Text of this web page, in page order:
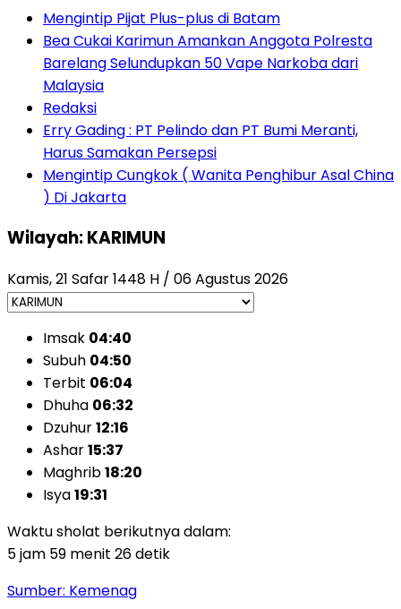
Mengintip Pijat Plus-plus di Batam
Bea Cukai Karimun Amankan Anggota Polresta
Barelang Selundupkan 50 Vape Narkoba dari
Malaysia
Redaksi
Erry Gading : PT Pelindo dan PT Bumi Meranti,
Harus Samakan Persepsi
Mengintip Cungkok ( Wanita Penghibur Asal China
) Di Jakarta
Wilayah: KARIMUN
Kamis, 21 Safar 1448 H / 06 Agustus 2026
Imsak 04:40
Subuh 04:50
Terbit 06:04
Dhuha 06:32
Dzuhur12:16
Ashar15:37
Maghrib18:20
Isya19:31
Waktu sholat berikutnya dalam:
5 jam 59 menit 24 detik
Sumber: Kemenag